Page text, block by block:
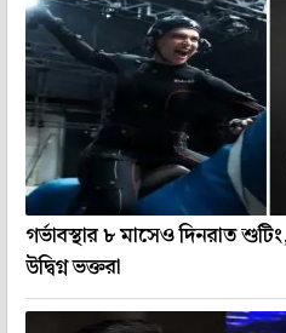
গর্ভাবস্থার ৮ মাসেও দিনরাত
উদ্বিগ্ন ভক্তরা